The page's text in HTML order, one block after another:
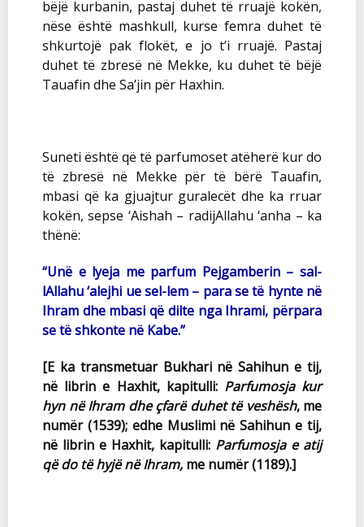
bëjë kurbanin, pastaj duhet të rruajë kokën,
nëse është mashkull, kurse femra duhet të
shkurtojë pak flokët, e jo t’i rruajë. Pastaj
duhet të zbresë në Mekke, ku duhet të bëjë
Tauafin dhe Sa’jin për Haxhin.
Suneti është që të parfumoset atëherë kur do
të zbresë në Mekke për të bërë Tauafin,
mbasi që ka gjuajtur guralecët dhe ka rruar
kokën, sepse ‘Aishah – radijAllahu ‘anha – ka
thënë:
“Unë e lyeja me parfum Pejgamberin – sal-
lAllahu ‘alejhi ue sel-lem – para se të hynte në
Ihram dhe mbasi që dilte nga Ihrami, përpara
se të shkonte në Kabe.”
[E ka transmetuar Bukhari në Sahihun e tij,
në librin e Haxhit, kapitulli: Parfumosja kur
hyn në Ihram dhe çfarë duhet të veshësh, me
numër (1539); edhe Muslimi në Sahihun e tij,
në librin e Haxhit, kapitulli: Parfumosja e atij
që do të hyjë në Ihram, me numër (1189).]